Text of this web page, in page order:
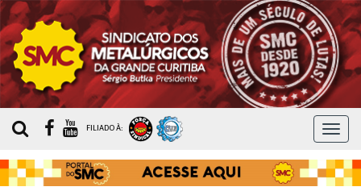
MENU
FILIADO À: